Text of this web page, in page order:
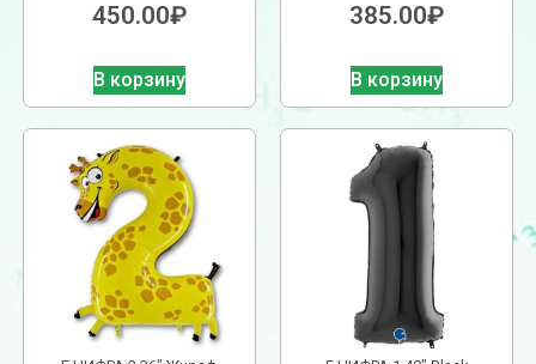
450.00₽
В корзину
385.00₽
В корзину